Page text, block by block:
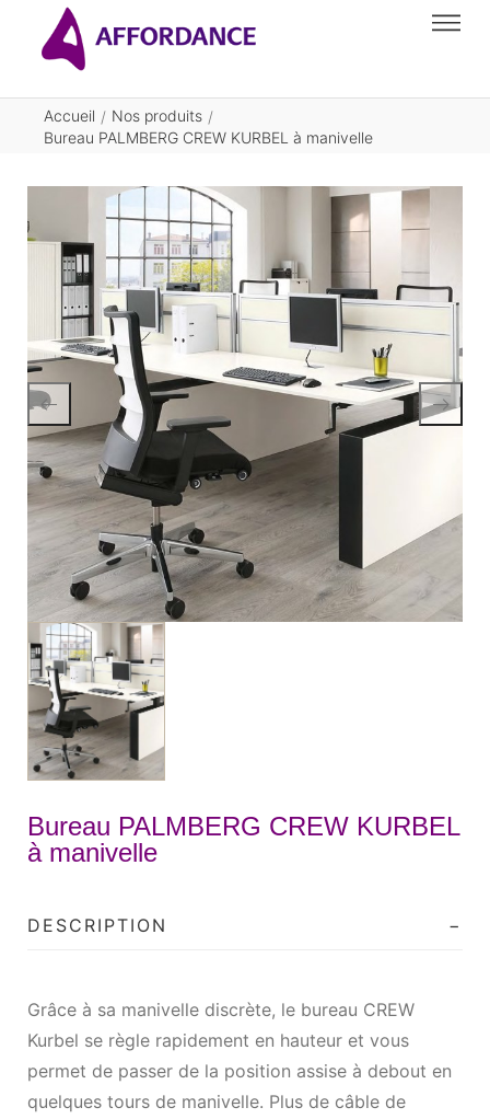
Accueil / Nos produits /
Bureau PALMBERG CREW KURBEL à manivelle
Bureau PALMBERG CREW KURBEL
à manivelle
DESCRIPTION
Grâce à sa manivelle discrète, le bureau CREW
Kurbel se règle rapidement en hauteur et vous
permet de passer de la position assise à debout en
quelques tours de manivelle. Plus de câble de